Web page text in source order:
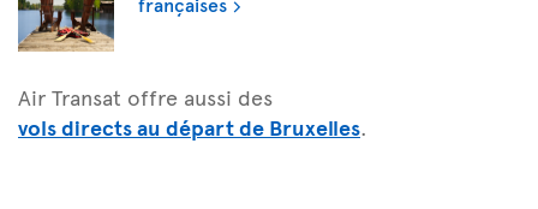
Air Transat offre aussi des
vols directs au départ de Bruxelles.